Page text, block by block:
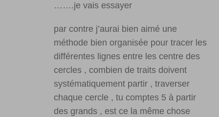
…….je vais essayer
par contre j’aurai bien aimé une
méthode bien organisée pour tracer les
différentes lignes entre les centre des
cercles , combien de traits doivent
systématiquement partir , traverser
chaque cercle , tu comptes 5 à partir
des grands , est ce la même chose